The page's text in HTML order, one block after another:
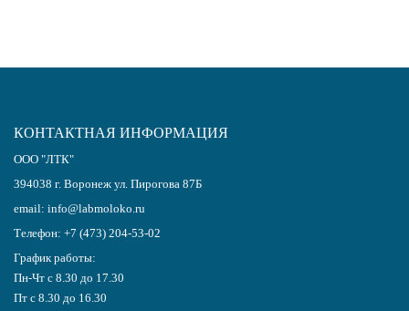
КОНТАКТНАЯ ИНФОРМАЦИЯ
ООО "ЛТК"
394038 г. Воронеж ул. Пирогова 87Б
email: info@labmoloko.ru
Телефон: +7 (473) 204-53-02
График работы:
Пн-Чт с 8.30 до 17.30
Пт с 8.30 до 16.30